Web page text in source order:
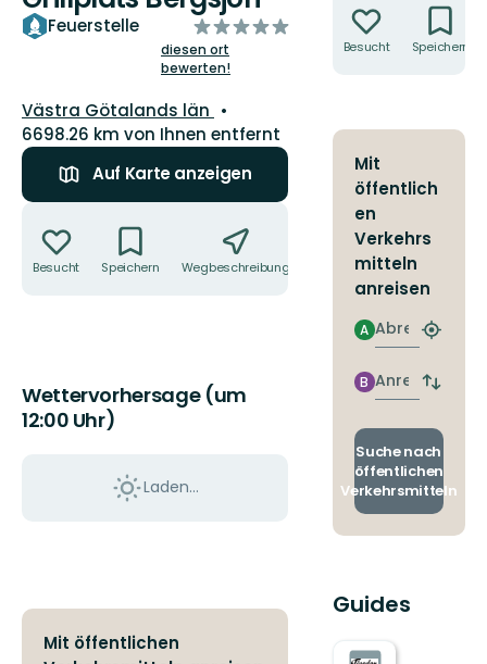
Feuerstelle
von
5
Sternen
diesen ort
bewerten!
Landkreis:
Västra Götalands län
6698.26 km von Ihnen entfernt
Auf Karte anzeigen
Besucht Speichern Wegbeschreibung
Wettervorhersage (um
12:00 Uhr)
Laden...
Mit öffentlichen
Besucht Speichern
Mit
öffentlich
en
Verkehrs
mitteln
anreisen
Abreise
A
finden
Anreise
B
Suche nach
öffentlichen
Verkehrsmitteln
Guides